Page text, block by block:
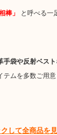
棒」 と呼べる一
手袋や反射ベスト
テムを多数ご用意
して全商品を